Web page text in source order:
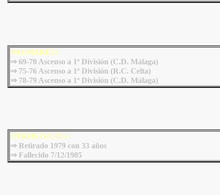
PALMARÉS:
⇒ 69-70 Ascenso a 1ª División (C.D. Málaga)
⇒ 75-76 Ascenso a 1ª División (R.C. Celta)
⇒ 78-79 Ascenso a 1ª División (C.D. Málaga)
OTROS DATOS:
⇒ Retirado 1979 con 33 años
⇒ Fallecido 7/12/1985